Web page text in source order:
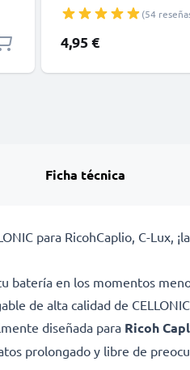
(54
4,95 €
Ficha técnica
para RicohCaplio, C-Lux,
batería en los momentos
de alta calidad de
diseñada para Ricoh
prolongado y libre de